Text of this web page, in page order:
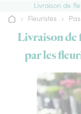
Livraison de
Accueil
› Fleuristes ›
Livraison de
par les